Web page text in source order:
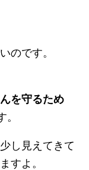
のです。
を守るため
し見えてきて
すよ。